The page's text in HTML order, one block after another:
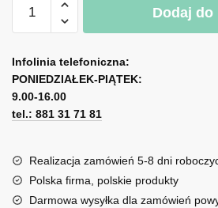
Kolorowy
z
górami
i
rzekami
Dodaj do
l
t
e
r
a
t
i
Infolinia telefoniczna:
PONIEDZIAŁEK-PIĄTEK:
9.00-16.00
tel.: 881 31 71 81
Realizacja zamówień 5-8 dni
Polska firma, polskie produkty
Darmowa wysyłka dla zamówień